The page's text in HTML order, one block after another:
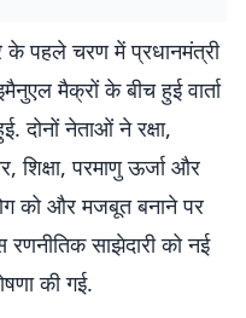
के पहले चरण में प्रधानमंत्री
मैक्रों के बीच हुई वार्ता
दोनों नेताओं ने रक्षा,
शिक्षा, परमाणु ऊर्जा और
को और मजबूत बनाने पर
साझेदारी को नई
की गई.